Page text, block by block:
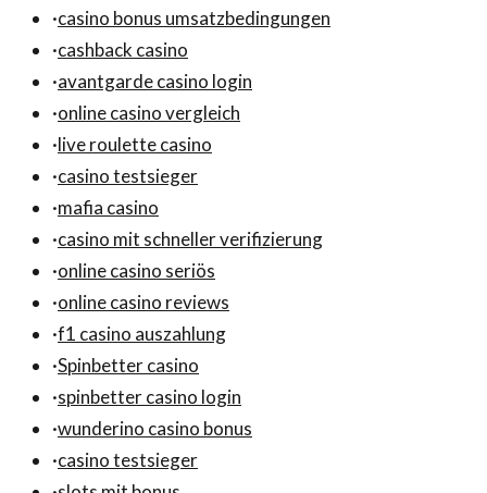
·casino bonus umsatzbedingungen
·cashback casino
·avantgarde casino login
·online casino vergleich
·live roulette casino
·casino testsieger
·mafia casino
·casino mit schneller verifizierung
·online casino seriös
·online casino reviews
·f1 casino auszahlung
·Spinbetter casino
·spinbetter casino login
·wunderino casino bonus
·casino testsieger